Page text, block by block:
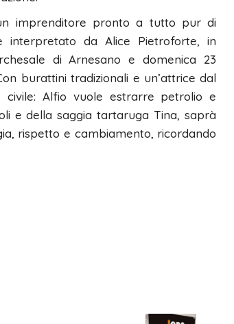
imprenditore pronto a tutto pur di
interpretato da Alice Pietroforte, in
di Arnesano e domenica 23
burattini tradizionali e un’attrice dal
Alfio vuole estrarre petrolio e
e della saggia tartaruga Tina, saprà
rispetto e cambiamento, ricordando